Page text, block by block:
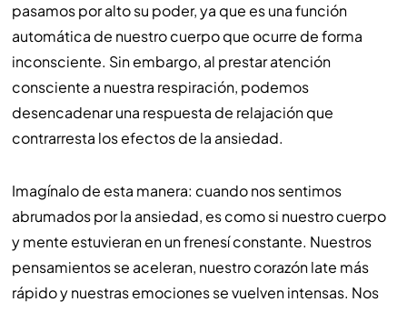
pasamos por alto su poder, ya que es una función
automática de nuestro cuerpo que ocurre de forma
inconsciente. Sin embargo, al prestar atención
consciente a nuestra respiración, podemos
desencadenar una respuesta de relajación que
contrarresta los efectos de la ansiedad.
Imagínalo de esta manera: cuando nos sentimos
abrumados por la ansiedad, es como si nuestro cuerpo
y mente estuvieran en un frenesí constante. Nuestros
pensamientos se aceleran, nuestro corazón late más
rápido y nuestras emociones se vuelven intensas. Nos